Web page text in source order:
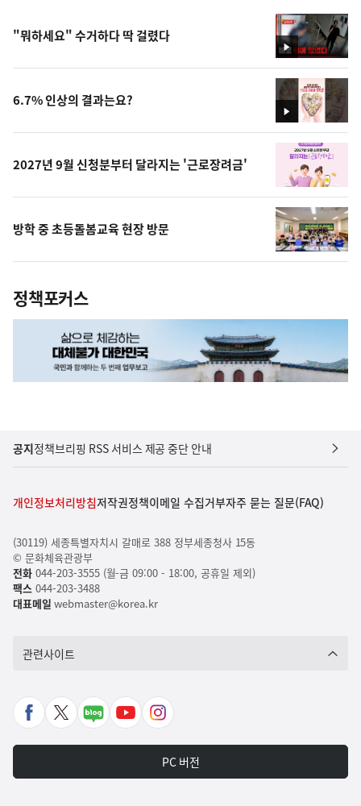
영
상
"뭐하세요" 수거하다 딱 걸렸다
영
상
6.7% 인상의 결과는요?
2027년 9월 신청분부터 달라지는 '근로장려금'
방학 중 초등돌봄교육 현장 방문
정책포커스
공지정책브리핑 RSS 서비스 제공 중단 안내
개인정보처리방침저작권정책이메일 수집거부자주 묻는 질문(FAQ)
(30119) 세종특별자치시 갈매로 388 정부세종청사 15동
© 문화체육관광부
전화044-203-3555 (월-금 09:00 - 18:00, 공휴일 제외)
팩스044-203-3488
대표메일 webmaster@korea.kr
관련사이트
페
북
X
가
네
포
유
바
인
타
그
PC 버전